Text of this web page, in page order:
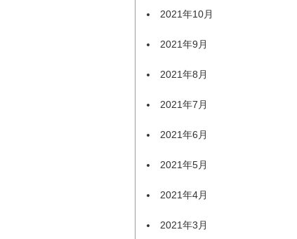
2021年10月
2021年9月
2021年8月
2021年7月
2021年6月
2021年5月
2021年4月
2021年3月